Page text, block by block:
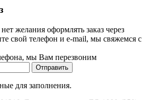
желания оформлять заказ через
свой телефон и e-mail, мы свяжемся с
мы Вам перезвоним
Отправить
для заполнения.